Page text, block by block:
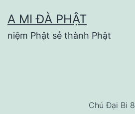
to
content
A MI ĐÀ PHẬT
niệm Phật sẻ thành Phật
Chú Đại Bi 8